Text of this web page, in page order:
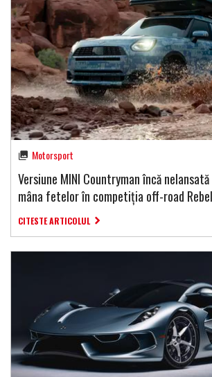
Motorsport
Versiune MINI Countryman încă
mâna fetelor în competiția off-road
CITESTE ARTICOLUL